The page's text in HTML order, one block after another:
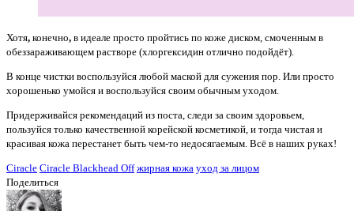
Хотя, конечно, в идеале просто пройтись по коже диском, смоченным в
обеззараживающем растворе (хлоргексидин отлично подойдёт).
В конце чистки воспользуйся любой маской для сужения пор. Или просто
хорошенько умойся и воспользуйся своим обычным уходом.
Придерживайся рекомендаций из поста, следи за своим здоровьем,
пользуйся только качественной корейской косметикой, и тогда чистая и
красивая кожа перестанет быть чем-то недосягаемым. Всё в наших руках!
Ciracle Ciracle Blackhead Off жирная кожа уход за лицом
Поделиться